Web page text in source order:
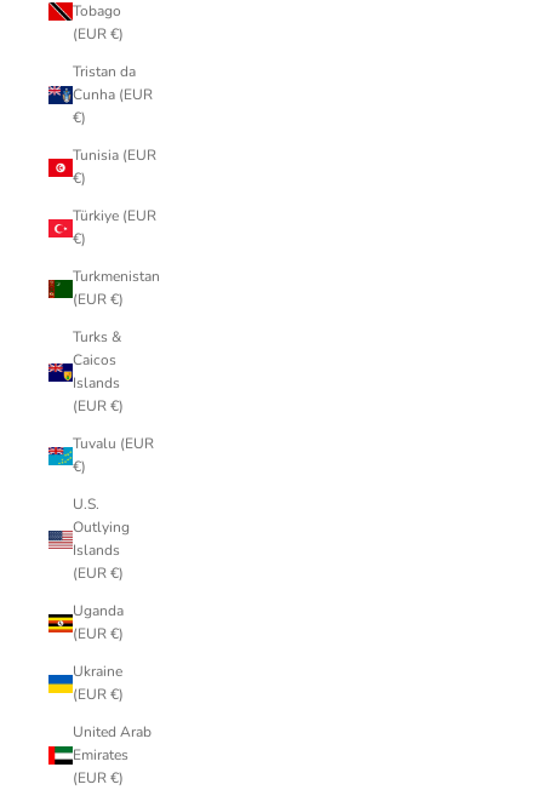
Tobago
(EUR €)
Tristan da
Cunha (EUR
€)
Tunisia (EUR
€)
Türkiye (EUR
€)
Turkmenistan
(EUR €)
Turks &
Caicos
Islands
(EUR €)
Tuvalu (EUR
€)
U.S.
Outlying
Islands
(EUR €)
Uganda
(EUR €)
Ukraine
(EUR €)
United Arab
Emirates
(EUR €)